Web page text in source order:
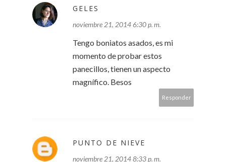
GELES
noviembre 21, 2014 6:30 p. m.
Tengo boniatos asados, es mi
momento de probar estos
panecillos, tienen un aspecto
magnífico. Besos
Responder
PUNTO DE NIEVE
noviembre 21, 2014 8:33 p. m.